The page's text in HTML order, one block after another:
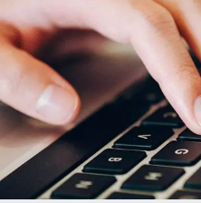
EĞİTİM
İLÇELER
OTOPARK
TEKNOLOJİ
Son Dakika Haberleri
Haber Arşivi